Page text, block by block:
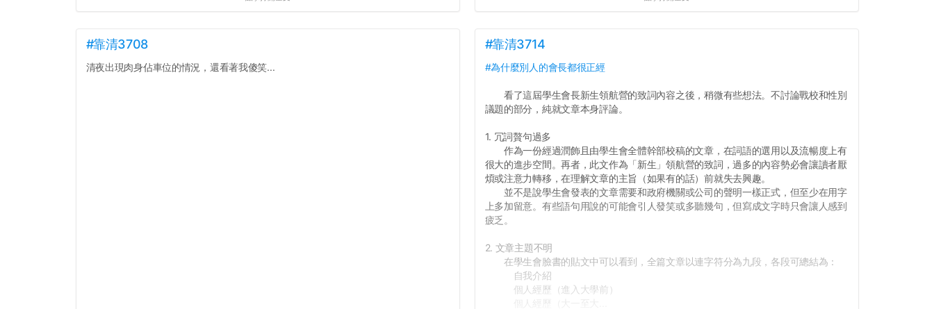
#靠清3708
清夜出現肉身佔車位的情況，還看著我傻笑...
#靠清3714
#為什麼別人的會長都很正經
看了這屆學生會長新生領航營的致詞內容之後，稍微有些想法。不討論戰校和性別
議題的部分，純就文章本身評論。
1. 冗詞贅句過多
作為一份經過潤飾且由學生會全體幹部校稿的文章，在詞語的選用以及流暢度上有
很大的進步空間。再者，此文作為「新生」領航營的致詞，過多的內容勢必會讓讀者厭
煩或注意力轉移，在理解文章的主旨（如果有的話）前就失去興趣。
並不是說學生會發表的文章需要和政府機關或公司的聲明一樣正式，但至少在用字
上多加留意。有些語句用說的可能會引人發笑或多聽幾句，但寫成文字時只會讓人感到
疲乏。
2. 文章主題不明
在學生會臉書的貼文中可以看到，全篇文章以連字符分為九段，各段可總結為：
自我介紹
個人經歷（進入大學前）